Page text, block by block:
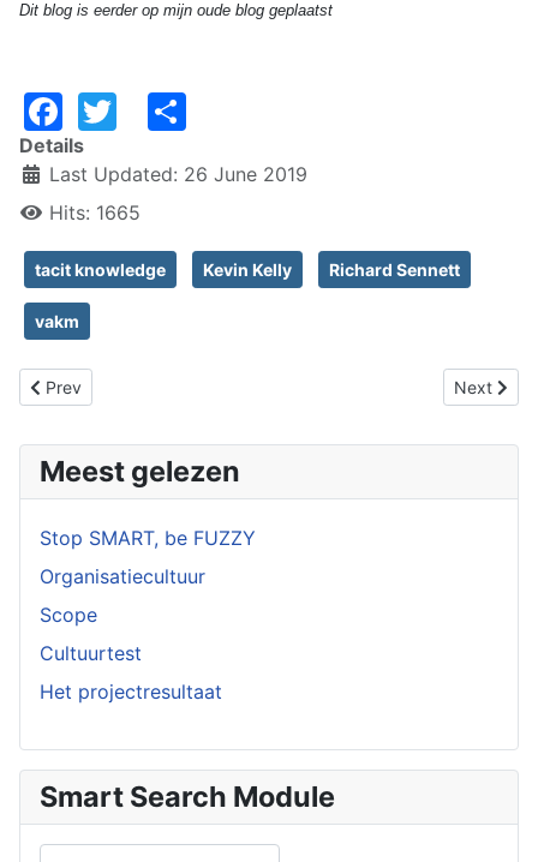
Dit blog is eerder op mijn oude blog geplaatst
Facebook
Twitter
Details
Last Updated: 26 June 2019
Hits: 1665
tacit knowledge Kevin Kelly Richard Sennett
vakm
Previous article: De kunst van het heldere denken, Rolf Dobelli
Prev Next
Next
Meest gelezen
Stop SMART, be FUZZY
Organisatiecultuur
Scope
Cultuurtest
Het projectresultaat
Smart Search Module